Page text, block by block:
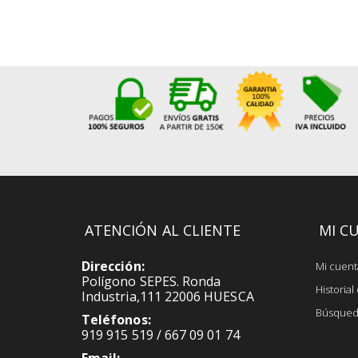
ATENCIÓN AL CLIENTE
Dirección:
Polígono SEPES. Ronda
Industria,111 22006 HUESCA
Teléfonos:
919 915 519 / 667 09 01 74
MI
Mi